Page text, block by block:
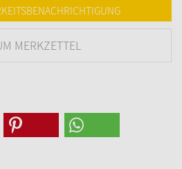
MERKZETTEL